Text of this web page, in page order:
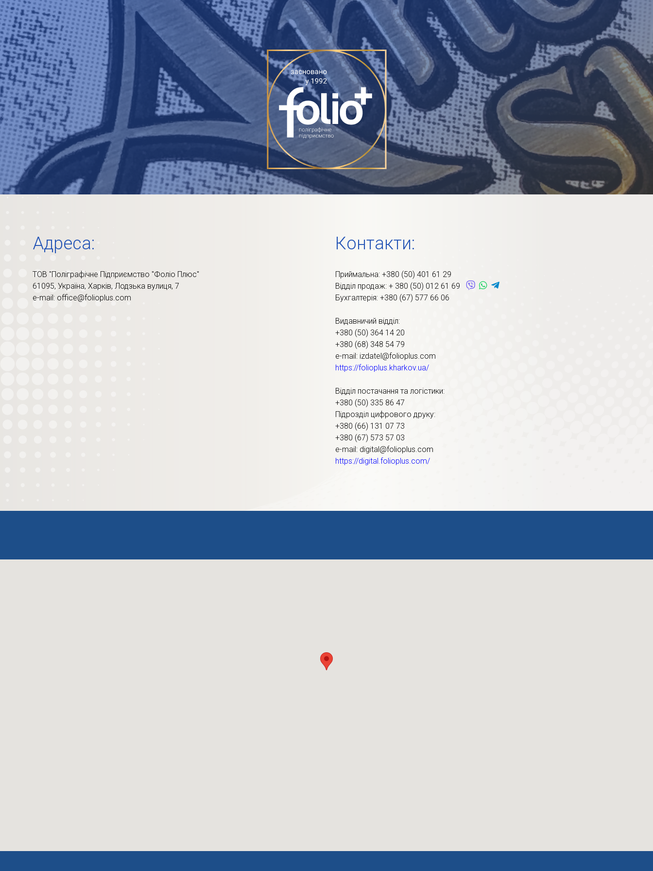
Адреса:
ТОВ "Поліграфічне Підприємство "Фоліо Плюс"
61095, Україна,Харків, Лодзька вулиця, 7
e-mail: office@folioplus.com
Контакти:
Приймальна: +380 (50) 401 61 29
Відділ продаж: + 380 (50) 012 61 69
Бухгалтерія: +380 (67) 577 66 06
Видавничий відділ:
+380 (50) 364 14 20
+380 (68) 348 54 79
e-mail: izdatel@folioplus.com
https://folioplus.kharkov.ua/
Відділ постачання та логістики:
+380 (50) 335 86 47
Підрозділ цифрового друку:
+380 (66) 131 07 73
+380 (67) 573 57 03
e-mail: digital@folioplus.com
https://digital.folioplus.com/